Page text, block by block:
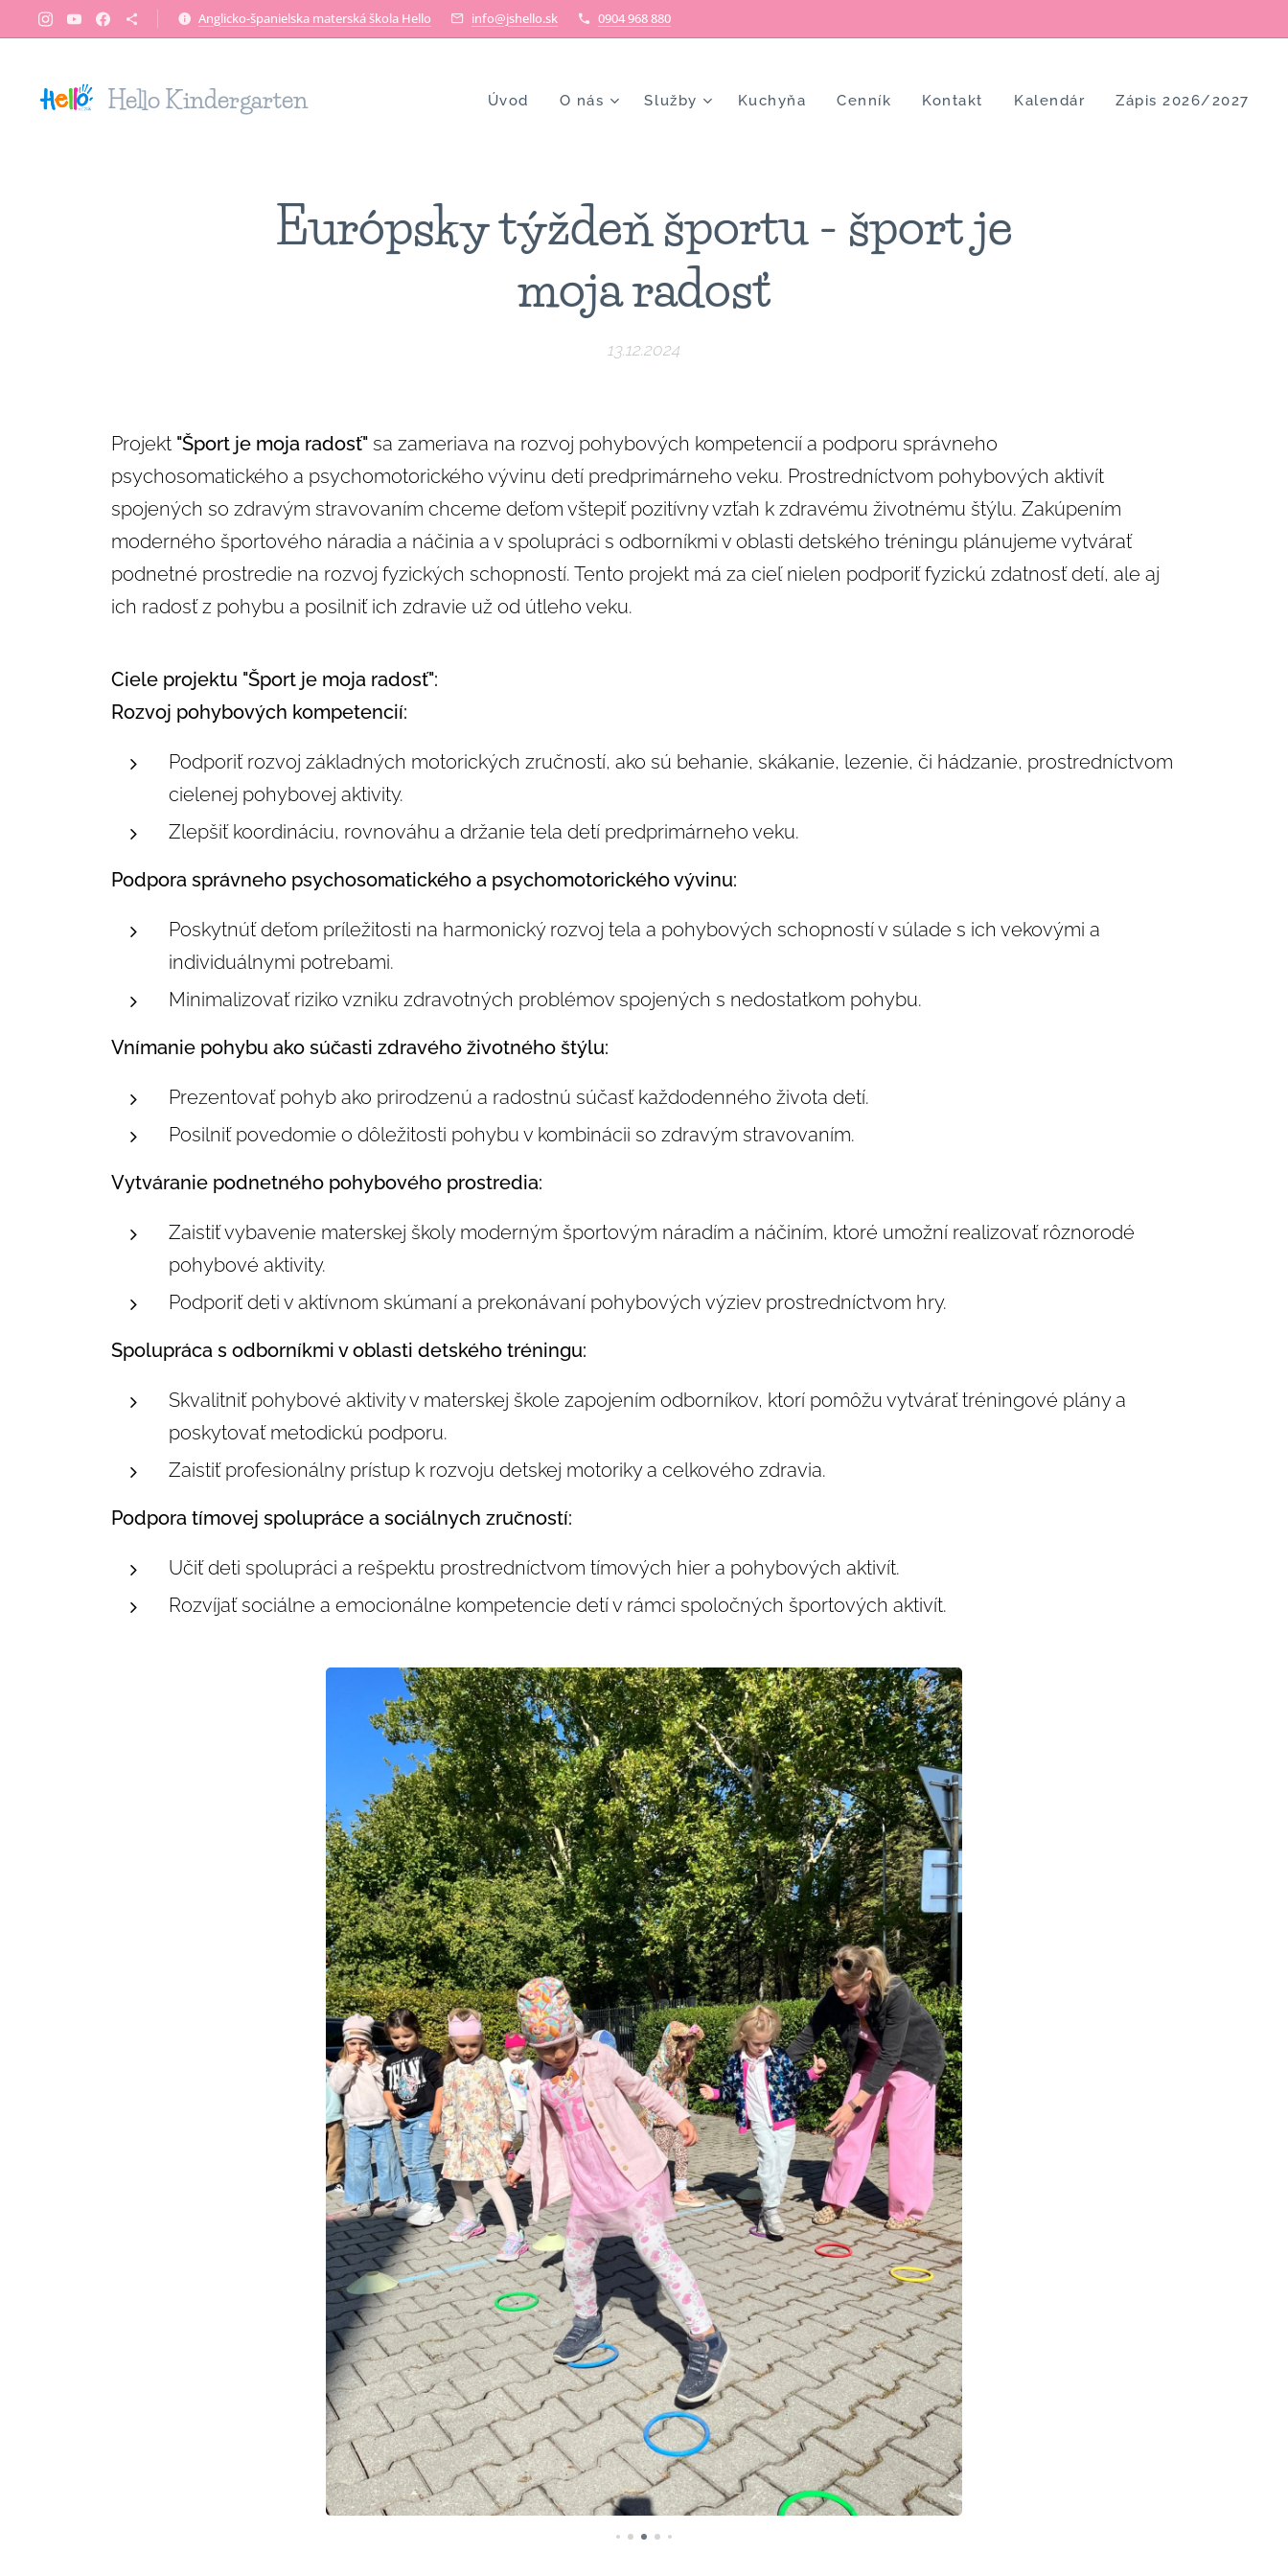
Anglicko-španielska materská škola Hello info@jshello.sk 0904 968 880
Hello Kindergarten Úvod O nás Služby Kuchyňa Cenník Kontakt Kalendár Zápis 2026/2027
Európsky týždeň športu - šport je
moja radosť
13.12.2024
Projekt "Šport je moja radosť" sa zameriava na rozvoj pohybových kompetencií a podporu správneho
psychosomatického a psychomotorického vývinu detí predprimárneho veku. Prostredníctvom pohybových aktivít
spojených so zdravým stravovaním chceme deťom vštepiť pozitívny vzťah k zdravému životnému štýlu. Zakúpením
moderného športového náradia a náčinia a v spolupráci s odborníkmi v oblasti detského tréningu plánujeme vytvárať
podnetné prostredie na rozvoj fyzických schopností. Tento projekt má za cieľ nielen podporiť fyzickú zdatnosť detí, ale aj
ich radosť z pohybu a posilniť ich zdravie už od útleho veku.
Ciele projektu "Šport je moja radosť":
Rozvoj pohybových kompetencií:
Podporiť rozvoj základných motorických zručností, ako sú behanie, skákanie, lezenie, či hádzanie, prostredníctvom
cielenej pohybovej aktivity.
Zlepšiť koordináciu, rovnováhu a držanie tela detí predprimárneho veku.
Podpora správneho psychosomatického a psychomotorického vývinu:
Poskytnúť deťom príležitosti na harmonický rozvoj tela a pohybových schopností v súlade s ich vekovými a
individuálnymi potrebami.
Minimalizovať riziko vzniku zdravotných problémov spojených s nedostatkom pohybu.
Vnímanie pohybu ako súčasti zdravého životného štýlu:
Prezentovať pohyb ako prirodzenú a radostnú súčasť každodenného života detí.
Posilniť povedomie o dôležitosti pohybu v kombinácii so zdravým stravovaním.
Vytváranie podnetného pohybového prostredia:
Zaistiť vybavenie materskej školy moderným športovým náradím a náčiním, ktoré umožní realizovať rôznorodé
pohybové aktivity.
Podporiť deti v aktívnom skúmaní a prekonávaní pohybových výziev prostredníctvom hry.
Spolupráca s odborníkmi v oblasti detského tréningu:
Skvalitniť pohybové aktivity v materskej škole zapojením odborníkov, ktorí pomôžu vytvárať tréningové plány a
poskytovať metodickú podporu.
Zaistiť profesionálny prístup k rozvoju detskej motoriky a celkového zdravia.
Podpora tímovej spolupráce a sociálnych zručností:
Učiť deti spolupráci a rešpektu prostredníctvom tímových hier a pohybových aktivít.
Rozvíjať sociálne a emocionálne kompetencie detí v rámci spoločných športových aktivít.